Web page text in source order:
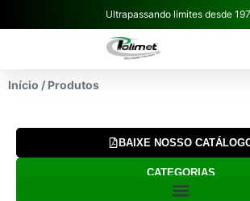
Ultrapassando limites desde
Início / Produtos
BAIXE NOSSO
CATEGORIAS